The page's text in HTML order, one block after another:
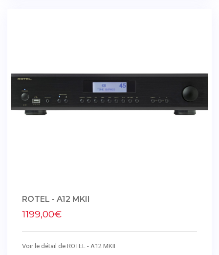
ROTEL - A12 MKII
1199,00€
Voir le détail de ROTEL - A12 MKII